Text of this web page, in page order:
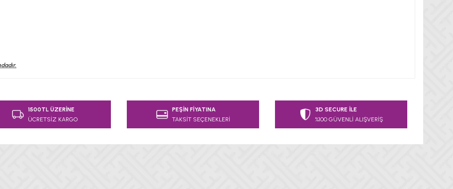
Bu ürüne ilk yorumu siz yapın!
Yorum Yaz
diğer konularda yetersiz gördüğünüz noktaları öneri formunu kullanarak tarafımıza iletebilirsiniz.
1500TL ÜZERİNE
ÜCRETSİZ KARGO
PEŞİN FİYATINA
TAKSİT SEÇENEKLERİ
3D SECURE İLE
%100 GÜVENLİ ALIŞVERİŞ